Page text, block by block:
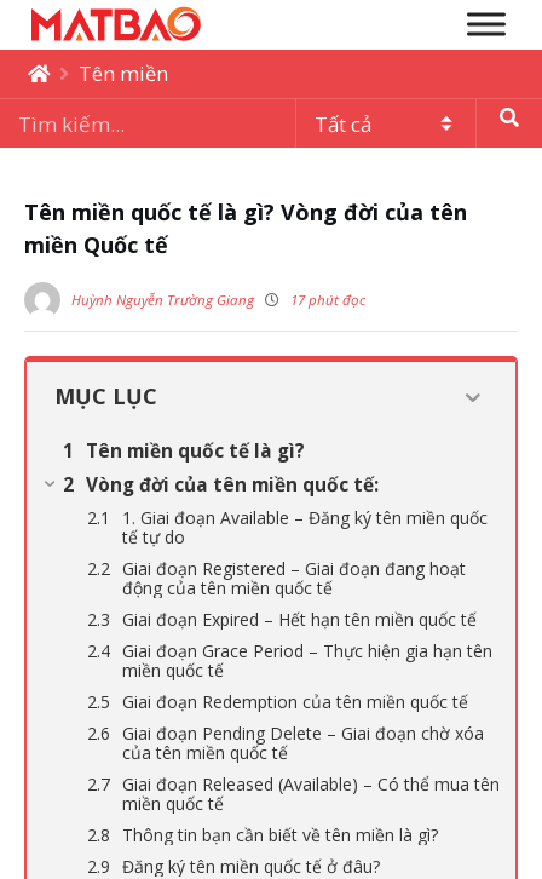
Tên miền
Tên miền quốc tế là gì? Vòng đời của tên
miền Quốc tế
Huỳnh Nguyễn Trường Giang 17 phút đọc
MỤC LỤC
Tên miền quốc tế là gì?
Vòng đời của tên miền quốc tế:
1. Giai đoạn Available – Đăng ký tên miền quốc
tế tự do
Giai đoạn Registered – Giai đoạn đang hoạt
động của tên miền quốc tế
Giai đoạn Expired – Hết hạn tên miền quốc tế
Giai đoạn Grace Period – Thực hiện gia hạn tên
miền quốc tế
Giai đoạn Redemption của tên miền quốc tế
Giai đoạn Pending Delete – Giai đoạn chờ xóa
của tên miền quốc tế
Giai đoạn Released (Available) – Có thể mua tên
miền quốc tế
Thông tin bạn cần biết về tên miền là gì?
Đăng ký tên miền quốc tế ở đâu?